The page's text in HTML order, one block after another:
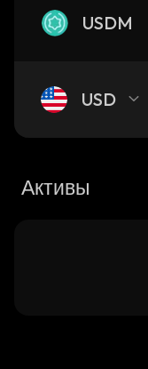
USDM
USD
Активы